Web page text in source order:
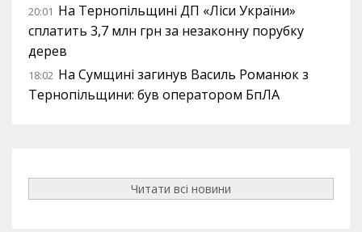
20:01 На Тернопільщині ДП «Ліси України»
сплатить 3,7 млн грн за незаконну порубку
дерев
18:02 На Сумщині загинув Василь Романюк з
Тернопільщини: був оператором БпЛА
Читати всі новини